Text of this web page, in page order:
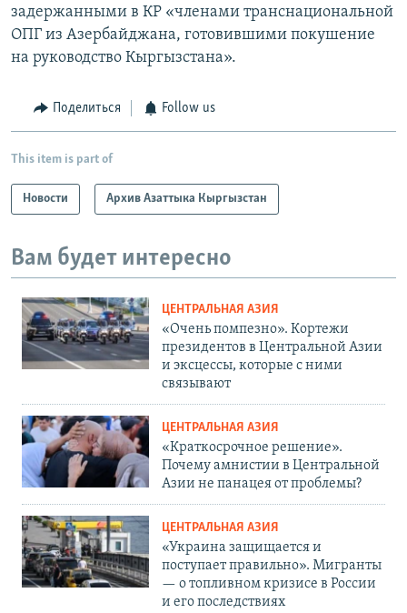
задержанными в КР «членами транснациональной
ОПГ из Азербайджана, готовившими покушение
на руководство Кыргызстана».
Поделиться Follow us
This item is part of
Новости Архив Азаттыка Кыргызстан
Вам будет интересно
ЦЕНТРАЛЬНАЯ АЗИЯ
«Очень помпезно». Кортежи
президентов в Центральной Азии
и эксцессы, которые с ними
связывают
ЦЕНТРАЛЬНАЯ АЗИЯ
«Краткосрочное решение».
Почему амнистии в Центральной
Азии не панацея от проблемы?
ЦЕНТРАЛЬНАЯ АЗИЯ
«Украина защищается и
поступает правильно». Мигранты
— о топливном кризисе в России
и его последствиях